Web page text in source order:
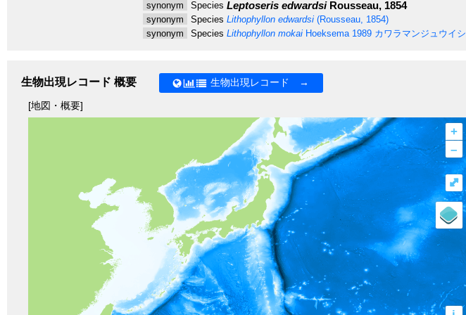
synonym Species Leptoseris edwardsiRousseau, 1854
synonym Species Lithophyllon edwardsi (Rousseau, 1854)
synonym
Species Lithophyllon mokai Hoeksema 1989 カワラマンジュウイシ
生物出現レコード 概要 生物出現レコード →
[地図・概要]
+
–
⤢